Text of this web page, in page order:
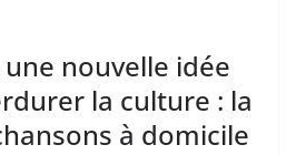
nouvelle idée
la culture : la
à domicile